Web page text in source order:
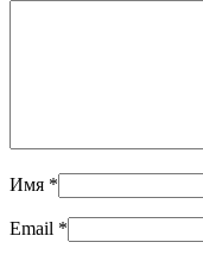
Имя *
Email *